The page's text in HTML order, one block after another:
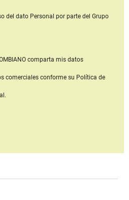
del dato Personal por parte del Grupo
comparta mis datos
comerciales conforme su Política de